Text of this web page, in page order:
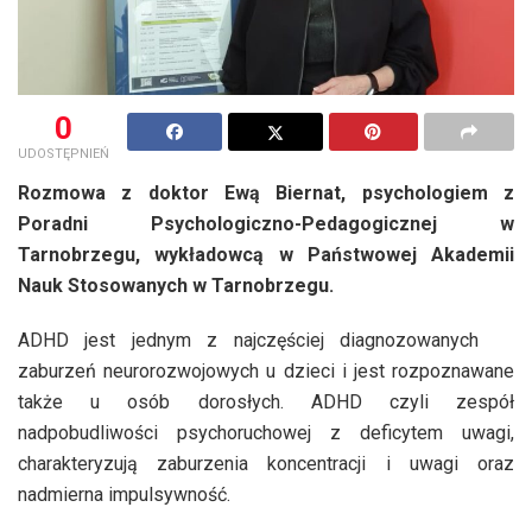
0
UDOSTĘPNIEŃ
Rozmowa z doktor Ewą Biernat, psychologiem z
Poradni Psychologiczno-Pedagogicznej w
Tarnobrzegu, wykładowcą w Państwowej Akademii
Nauk Stosowanych w Tarnobrzegu.
ADHD jest jednym z najczęściej diagnozowanych
zaburzeń neurorozwojowych u dzieci i jest rozpoznawane
także u osób dorosłych. ADHD czyli zespół
nadpobudliwości psychoruchowej z deficytem uwagi,
charakteryzują zaburzenia koncentracji i uwagi oraz
nadmierna impulsywność.